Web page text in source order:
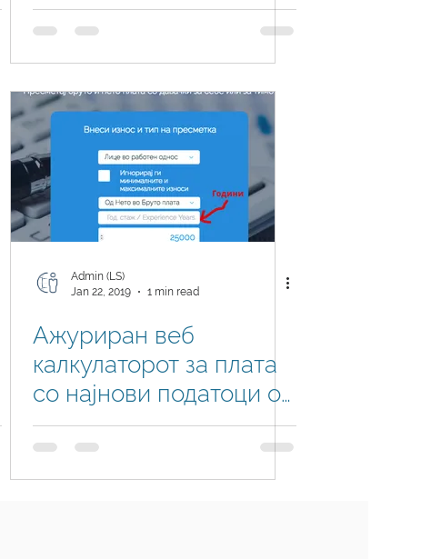
Dynamics NAV / 365
Business Central
Admin (LS)
Jan 22, 2019
1 min read
Ажуриран веб
калкулаторот за плата
со најнови податоци од
Статистика